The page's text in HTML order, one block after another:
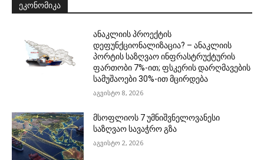
ᲔᲙᲝᲜᲝᲛᲘᲙᲐ
ანაკლიის პროექტის
დეფუნქციონალიზაცია? – ანაკლიის
პორტის საზღვაო ინფრასტრუქტურის
ფართობი 7%-ით; ფსკერის დარღმავების
სამუშაოები 30%-ით მცირდება
აგვისტო 8, 2026
მსოფლიოს 7 უმნიშვნელოვანესი
საზღვაო სავაჭრო გზა
აგვისტო 2, 2026